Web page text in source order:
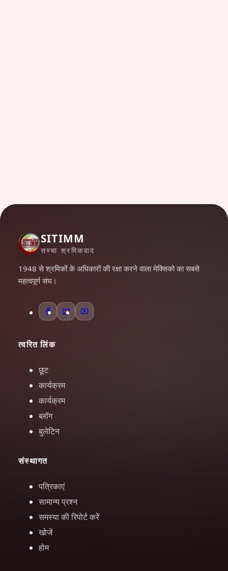
SITIMM
सच्चा श्रमिकवाद
1948 से श्रमिकों के अधिकारों की रक्षा करने वाला मेक्सिको का सबसे
महत्वपूर्ण संघ।
त्वरित लिंक
छूट
कार्यक्रम
कार्यक्रम
ब्लॉग
बुलेटिन
संस्थागत
पत्रिकाएं
सामान्य प्रश्न
समस्या की रिपोर्ट करें
खोजें
होम